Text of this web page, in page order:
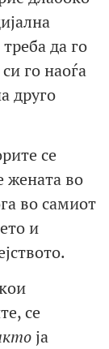
да го
го наоѓа
друго
се
жената во
во самиот
и
се
ја